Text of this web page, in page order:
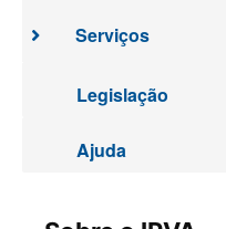
Serviços
Legislação
Ajuda